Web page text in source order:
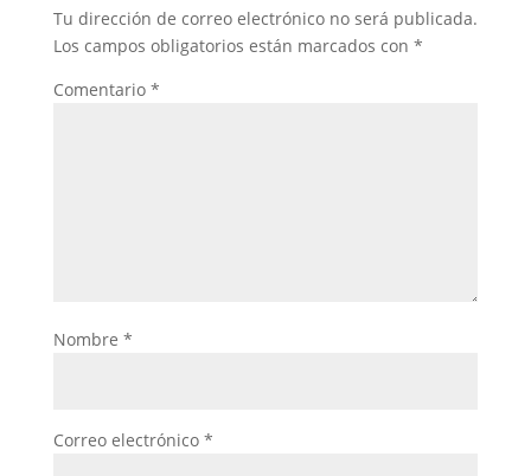
Tu dirección de correo electrónico no será publicada.
Los campos obligatorios están marcados con *
Comentario *
Nombre *
Correo electrónico *